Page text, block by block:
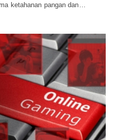
ketahanan pangan dan…